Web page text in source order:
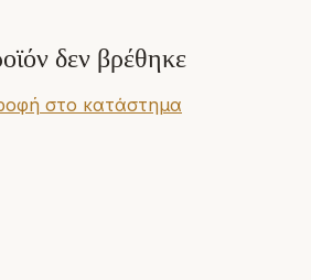
δεν βρέθηκε
στο κατάστημα